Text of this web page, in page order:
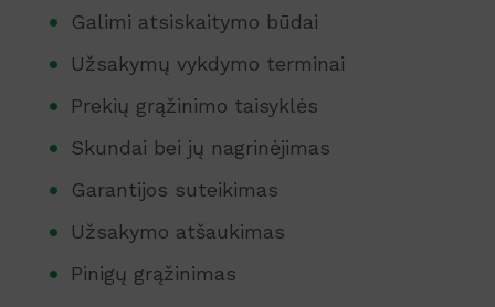
Galimi atsiskaitymo būdai
Užsakymų vykdymo terminai
Prekių grąžinimo taisyklės
Skundai bei jų nagrinėjimas
Garantijos suteikimas
Užsakymo atšaukimas
Pinigų grąžinimas